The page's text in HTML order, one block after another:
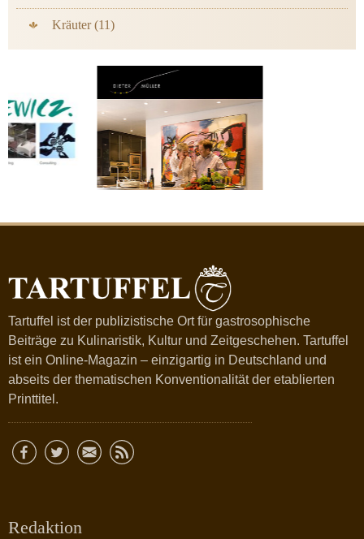
Kräuter (11)
Tartuffel ist der publizistische Ort für gastrosophische
Beiträge zu Kulinaristik, Kultur und Zeitgeschehen. Tartuffel
ist ein Online-Magazin – einzigartig in Deutschland und
abseits der thematischen Konventionalität der etablierten
Printtitel.
Redaktion